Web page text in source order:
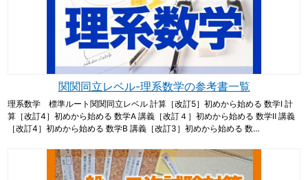
関関同立レベル-理系数学の参考書一覧
理系数学 標準ルート関関同立レベル 計算［改訂5］初めから始める 数学Ⅰ 計
算［改訂4］初めから始める 数学A 講義［改訂４］初めから始める 数学Ⅱ 講義
［改訂4］初めから始める 数学B 講義［改訂3］初めから始める 数…